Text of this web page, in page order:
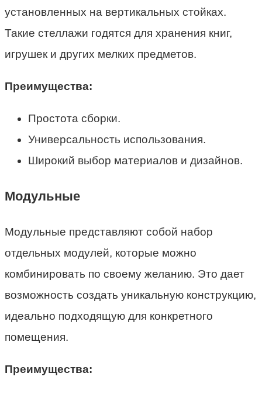
установленных на вертикальных стойках.
Такие стеллажи годятся для хранения книг,
игрушек и других мелких предметов.
Преимущества:
Простота сборки.
Универсальность использования.
Широкий выбор материалов и дизайнов.
Модульные
Модульные представляют собой набор
отдельных модулей, которые можно
комбинировать по своему желанию. Это дает
возможность создать уникальную конструкцию,
идеально подходящую для конкретного
помещения.
Преимущества: